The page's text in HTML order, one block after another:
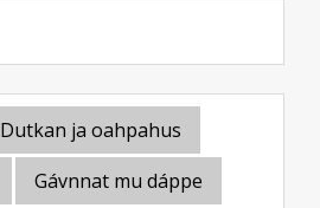
Dutkan ja oahpahus
Gávnnat mu dáppe